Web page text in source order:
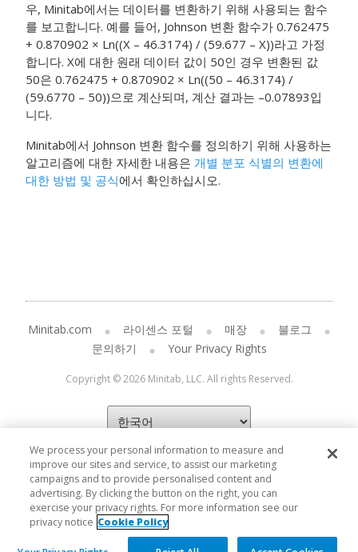
우, Minitab에서는 데이터를 변환하기 위해 사용되는 함수
를 보고합니다. 예를 들어, Johnson 변환 함수가 0.762475
+ 0.870902 × Ln((X – 46.3174) / (59.677 – X))라고 가정
합니다. X에 대한 원래 데이터 값이 50인 경우 변환된 값
50은 0.762475 + 0.870902 × Ln((50 – 46.3174) /
(59.6770 – 50))으로 계산되며, 계산 결과는 –0.07893입
니다.
Minitab에서 Johnson 변환 함수를 정의하기 위해 사용하는
알고리즘에 대한 자세한 내용은 개별 분포 식별의 변환에
대한 방법 및 공식에서 확인하십시오.
Minitab.com 라이센스 포털 매장
블로그
문의하기
Your Privacy Rights
Copyright © 2026 Minitab, LLC. All rights Reserved.
We process your personal information to measure and
improve our sites and service, to assist our marketing
campaigns and to provide personalised content and
advertising. By clicking the button on the right, you can
exercise your privacy rights. For more information see our
privacy notice Cookie Policy